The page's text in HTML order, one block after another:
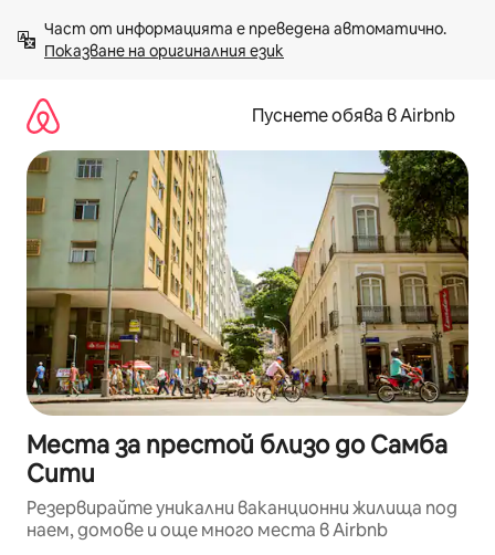
към
съдържанието
Показване на оригиналния език
Пуснете обява в Airbnb
Места за престой близо до Самба
Сити
Резервирайте уникални ваканционни жилища под
наем, домове и още много места в Airbnb